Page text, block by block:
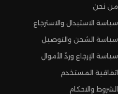
من نحن
سياسة الاستبدال والاسترجاع
سياسة الشحن والتوصيل
سياسة الإرجاع وردّ الأموال
اتفاقية المستخدم
الشروط والاحكام